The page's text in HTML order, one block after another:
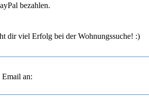
bezahlen.
dir viel Erfolg bei der Wohnungssuche! :)
Email an: